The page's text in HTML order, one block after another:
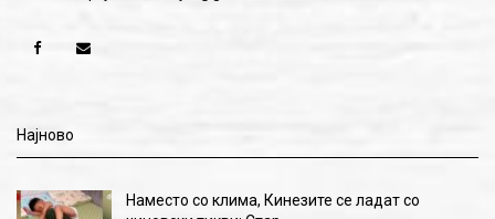
Најново
Наместо со клима, Кинезите се ладат со